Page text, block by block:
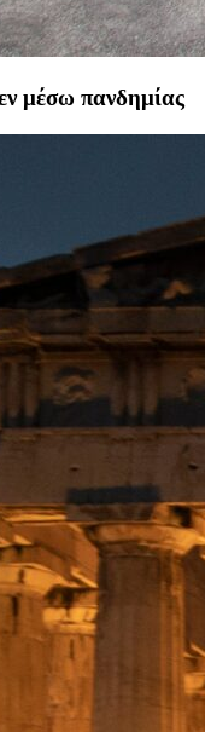
μέσω πανδημίας